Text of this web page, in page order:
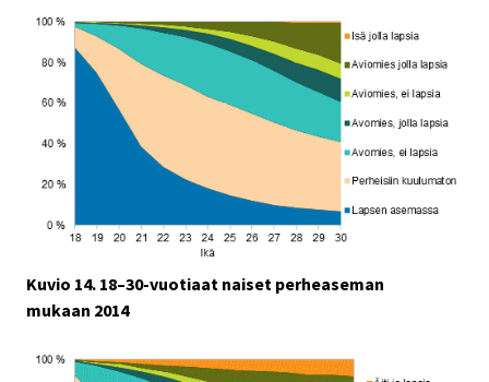
Kuvio 14. 18–30-vuotiaat naiset perheaseman
mukaan 2014